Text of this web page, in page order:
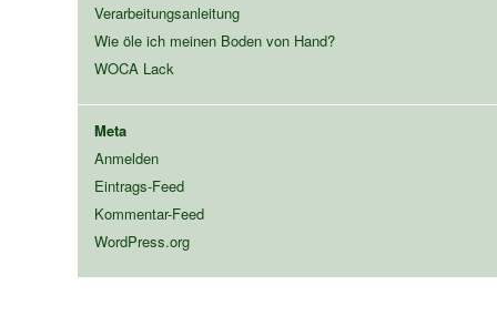
Verarbeitungsanleitung
Wie öle ich meinen Boden von Hand?
WOCA Lack
Meta
Anmelden
Eintrags-Feed
Kommentar-Feed
WordPress.org